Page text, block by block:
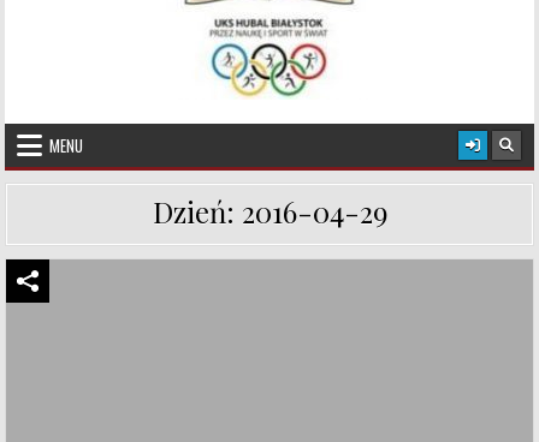
UKS Hubal Białystok
MENU
Dzień: 2016-04-29